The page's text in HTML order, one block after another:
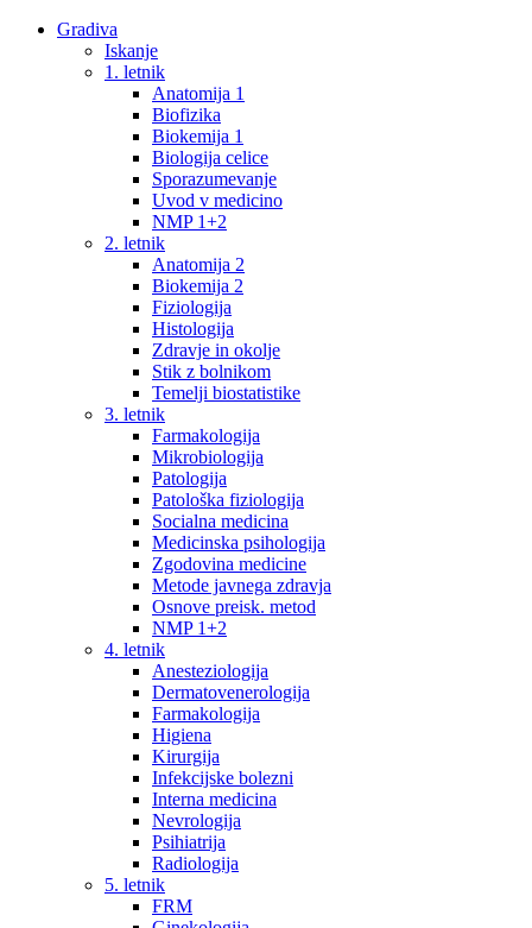
Gradiva
Iskanje
1. letnik
Anatomija 1
Biofizika
Biokemija 1
Biologija celice
Sporazumevanje
Uvod v medicino
NMP 1+2
2. letnik
Anatomija 2
Biokemija 2
Fiziologija
Histologija
Zdravje in okolje
Stik z bolnikom
Temelji biostatistike
3. letnik
Farmakologija
Mikrobiologija
Patologija
Patološka fiziologija
Socialna medicina
Medicinska psihologija
Zgodovina medicine
Metode javnega zdravja
Osnove preisk. metod
NMP 1+2
4. letnik
Anesteziologija
Dermatovenerologija
Farmakologija
Higiena
Kirurgija
Infekcijske bolezni
Interna medicina
Nevrologija
Psihiatrija
Radiologija
5. letnik
FRM